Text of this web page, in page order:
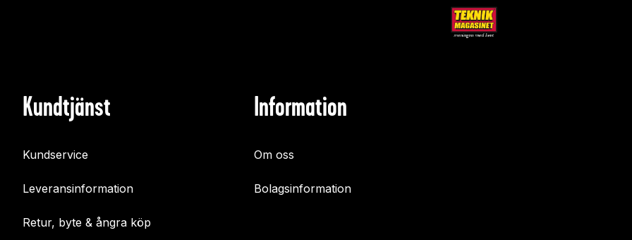
Kundtjänst
Kundservice
Leveransinformation
Retur, byte & ångra köp
Information
Om oss
Bolagsinformation